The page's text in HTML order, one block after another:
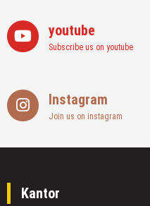
youtube
Subscribe us on youtube
Instagram
Join us on instagram
Kantor